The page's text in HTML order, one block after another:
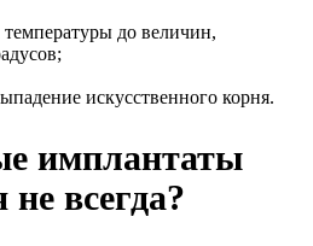
до величин,
искусственного корня.
имплантаты
всегда?